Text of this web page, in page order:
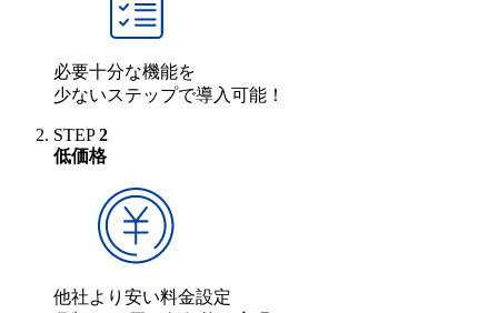
必要十分な機能を
少ないステップで導入可能！
STEP2
低価格
他社より安い料金設定